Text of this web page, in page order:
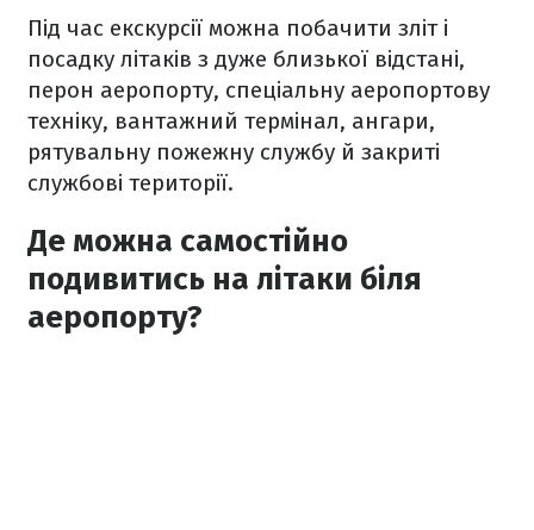
Під час екскурсії можна побачити зліт і
посадку літаків з дуже близької відстані,
перон аеропорту, спеціальну аеропортову
техніку, вантажний термінал, ангари,
рятувальну пожежну службу й закриті
службові території.
Де можна самостійно
подивитись на літаки біля
аеропорту?